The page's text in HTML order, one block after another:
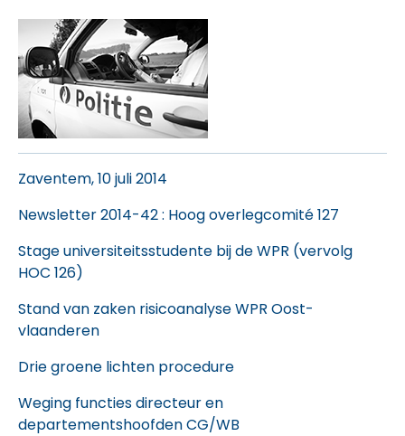
Zaventem, 10 juli 2014
Newsletter 2014-42: Hoog overlegcomité 127
Stage universiteitsstudente bij de WPR (vervolg
HOC 126)
Stand van zaken risicoanalyse WPR Oost-
vlaanderen
Drie groene lichten procedure
Weging functies directeur en
departementshoofden CG/WB